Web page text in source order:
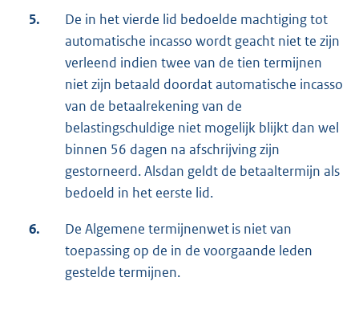
5.
De in het vierde lid bedoelde machtiging tot
automatische incasso wordt geacht niet te zijn
verleend indien twee van de tien termijnen
niet zijn betaald doordat automatische incasso
van de betaalrekening van de
belastingschuldige niet mogelijk blijkt dan wel
binnen 56 dagen na afschrijving zijn
gestorneerd. Alsdan geldt de betaaltermijn als
bedoeld in het eerste lid.
6.
De Algemene termijnenwet is niet van
toepassing op de in de voorgaande leden
gestelde termijnen.